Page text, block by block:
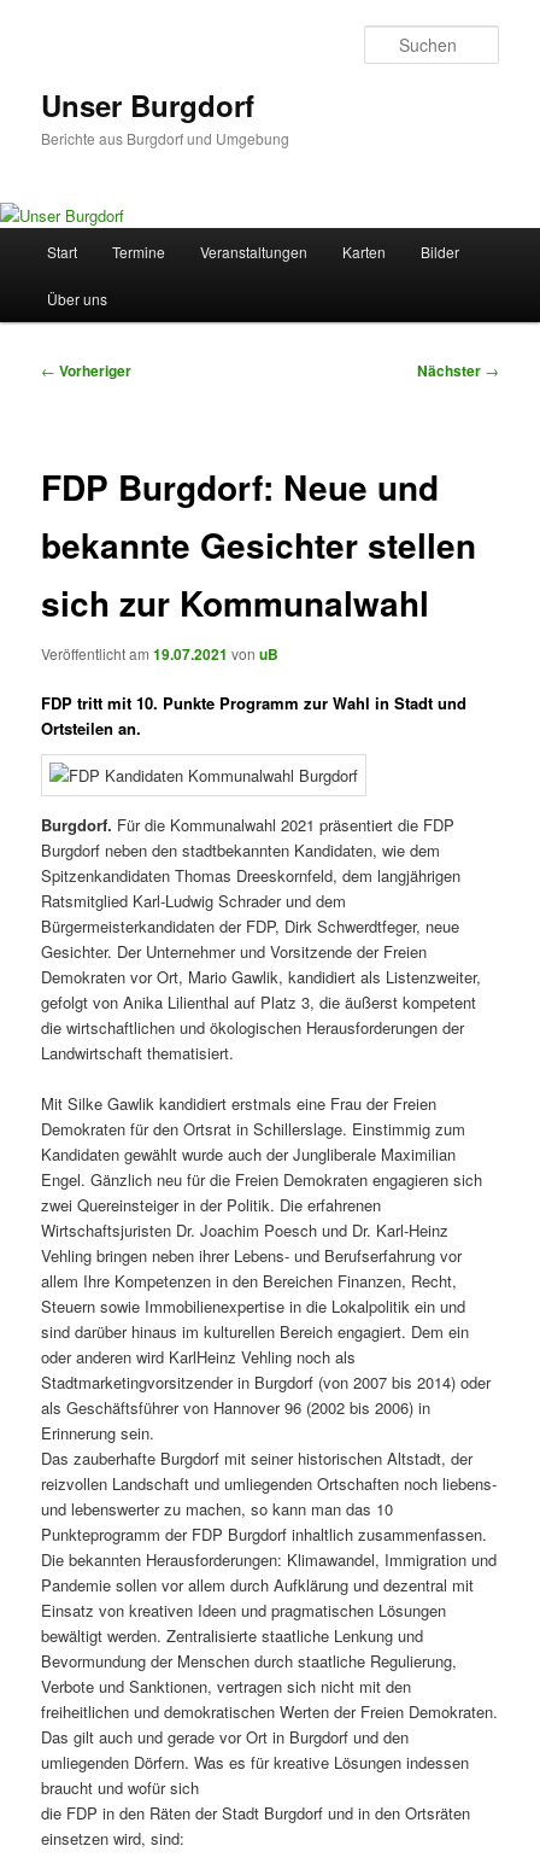
Unser Burgdorf
Berichte aus Burgdorf und Umgebung
Start Termine Veranstaltungen Karten Bilder
Über uns
Beitragsnavigation
← Vorheriger Nächster →
FDP Burgdorf: Neue und
bekannte Gesichter stellen
sich zur Kommunalwahl
Veröffentlicht am19.07.2021 vonuB
FDP tritt mit 10. Punkte Programm zur Wahl in Stadt und
Ortsteilen an.
Burgdorf. Für die Kommunalwahl 2021 präsentiert die FDP
Burgdorf neben den stadtbekannten Kandidaten, wie dem
Spitzenkandidaten Thomas Dreeskornfeld, dem langjährigen
Ratsmitglied Karl-Ludwig Schrader und dem
Bürgermeisterkandidaten der FDP, Dirk Schwerdtfeger, neue
Gesichter. Der Unternehmer und Vorsitzende der Freien
Demokraten vor Ort, Mario Gawlik, kandidiert als Listenzweiter,
gefolgt von Anika Lilienthal auf Platz 3, die äußerst kompetent
die wirtschaftlichen und ökologischen Herausforderungen der
Landwirtschaft thematisiert.
Mit Silke Gawlik kandidiert erstmals eine Frau der Freien
Demokraten für den Ortsrat in Schillerslage. Einstimmig zum
Kandidaten gewählt wurde auch der Jungliberale Maximilian
Engel. Gänzlich neu für die Freien Demokraten engagieren sich
zwei Quereinsteiger in der Politik. Die erfahrenen
Wirtschaftsjuristen Dr. Joachim Poesch und Dr. Karl-Heinz
Vehling bringen neben ihrer Lebens- und Berufserfahrung vor
allem Ihre Kompetenzen in den Bereichen Finanzen, Recht,
Steuern sowie Immobilienexpertise in die Lokalpolitik ein und
sind darüber hinaus im kulturellen Bereich engagiert. Dem ein
oder anderen wird KarlHeinz Vehling noch als
Stadtmarketingvorsitzender in Burgdorf (von 2007 bis 2014) oder
als Geschäftsführer von Hannover 96 (2002 bis 2006) in
Erinnerung sein.
Das zauberhafte Burgdorf mit seiner historischen Altstadt, der
reizvollen Landschaft und umliegenden Ortschaften noch liebens-
und lebenswerter zu machen, so kann man das 10
Punkteprogramm der FDP Burgdorf inhaltlich zusammenfassen.
Die bekannten Herausforderungen: Klimawandel, Immigration und
Pandemie sollen vor allem durch Aufklärung und dezentral mit
Einsatz von kreativen Ideen und pragmatischen Lösungen
bewältigt werden. Zentralisierte staatliche Lenkung und
Bevormundung der Menschen durch staatliche Regulierung,
Verbote und Sanktionen, vertragen sich nicht mit den
freiheitlichen und demokratischen Werten der Freien Demokraten.
Das gilt auch und gerade vor Ort in Burgdorf und den
umliegenden Dörfern. Was es für kreative Lösungen indessen
braucht und wofür sich
die FDP in den Räten der Stadt Burgdorf und in den Ortsräten
einsetzen wird, sind: